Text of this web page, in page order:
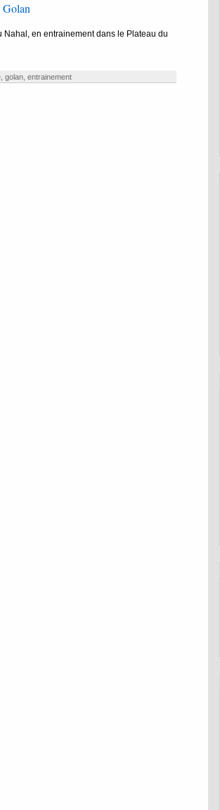
Golan
en entrainement dans le Plateau du
, golan, entrainement